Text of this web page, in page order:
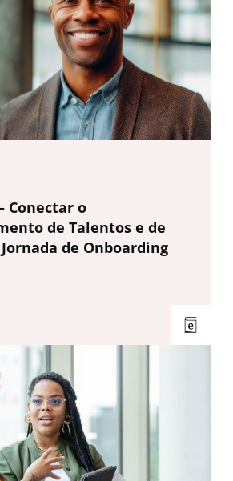
Conectar o
de Talentos e de
de Onboarding